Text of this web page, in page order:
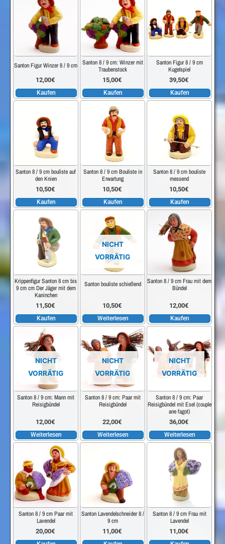
Santon Figur Winzer 8 / 9 cm
12,00€
Kaufen
Santon 8 / 9 cm: Winzer mit
Traubenstock
15,00€
Kaufen
Santon Figur 8 / 9 cm
Kugelspiel
39,50€
Kaufen
Santon 8 / 9 cm bouliste auf
den Knien
10,50€
Kaufen
Santon 8 / 9 cm Bouliste in
Erwartung
10,50€
Kaufen
Santon 8 / 9 cm bouliste
messend
10,50€
Kaufen
Krippenfigur Santon 8 cm bis
9 cm cm Der Jäger mit dem
Kaninchen
11,50€
Kaufen
NICHT
VORRÄTIG
Santon bouliste schießend
10,50€
Weiterlesen
Santon 8 / 9 cm Frau mit dem
Bündel
12,00€
Kaufen
NICHT
VORRÄTIG
Santon 8 / 9 cm: Mann mit
Reisigbündel
12,00€
Weiterlesen
NICHT
VORRÄTIG
Santon 8 / 9 cm: Paar mit
Reisigbündel
22,00€
Weiterlesen
NICHT
VORRÄTIG
Santon 8 / 9 cm: Paar
Reisigbündel mit Esel (couple
ane fagot)
36,00€
Weiterlesen
Santon 8 / 9 cm Paar mit
Lavendel
20,00€
Santon Lavendelschneider 8 /
9 cm
11,00€
Santon 8 / 9 cm Frau mit
Lavendel
11,00€